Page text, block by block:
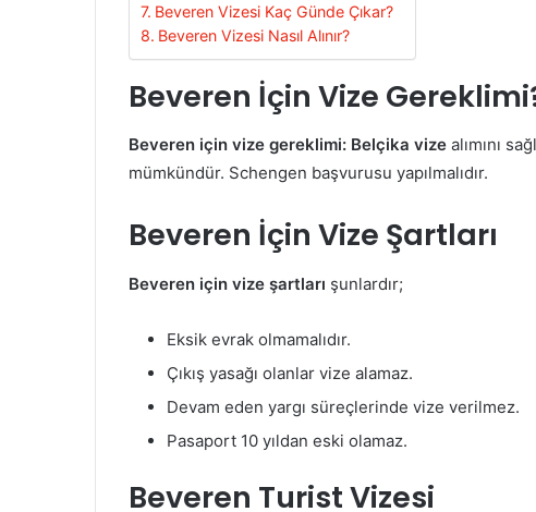
Beveren Vizesi Kaç Günde Çıkar?
Beveren Vizesi Nasıl Alınır?
Beveren İçin Vize
Beveren için vize gereklimi: Belçika vize alımını
mümkündür. Schengen başvurusu yapılmalıdır.
Beveren İçin Vize Şartları
Beveren için vize şartları şunlardır;
Eksik evrak olmamalıdır.
Çıkış yasağı olanlar vize alamaz.
Devam eden yargı süreçlerinde vize verilmez.
Pasaport 10 yıldan eski olamaz.
Beveren Turist Vizesi